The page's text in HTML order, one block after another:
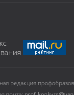
редакция